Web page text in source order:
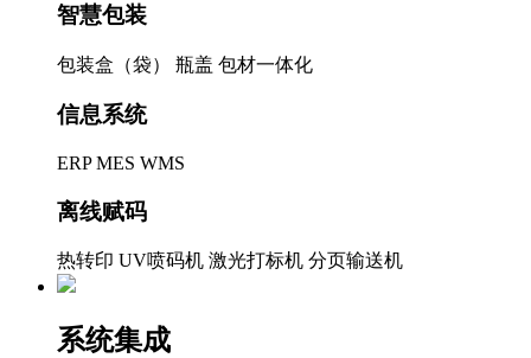
智慧包装
包装盒（袋） 瓶盖 包材一体化
信息系统
ERP MES WMS
离线赋码
热转印 UV喷码机 激光打标机 分页输送机
系统集成